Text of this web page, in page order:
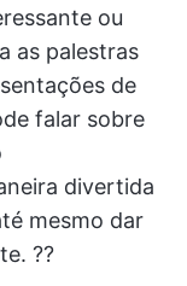
ou
as palestras
de
falar sobre
divertida
mesmo dar
?‍?